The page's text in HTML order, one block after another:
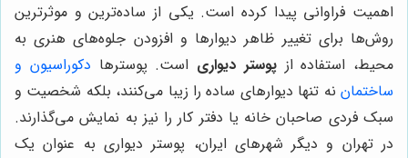
اهمیت فراوانی پیدا کرده است. یکی از ساده‌ترین و موثرترین
روش‌ها برای تغییر ظاهر دیوارها و افزودن جلوه‌های هنری به
محیط، استفاده ازپوستر دیواری است. پوسترها دکوراسیون و
ساختمان نه تنها دیوارهای ساده را زیبا می‌کنند، بلکه شخصیت و
سبک فردی صاحبان خانه یا دفتر کار را نیز به نمایش می‌گذارند.
در تهران و دیگر شهرهای ایران، پوستر دیواری به عنوان یک